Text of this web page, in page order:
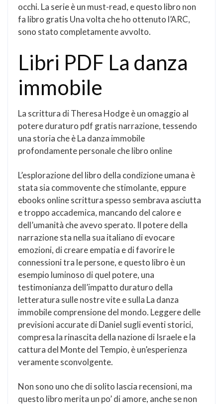
occhi. La serie è un must-read, e questo libro non
fa libro gratis Una volta che ho ottenuto l’ARC,
sono stato completamente avvolto.
Libri PDF La danza
immobile
La scrittura di Theresa Hodge è un omaggio al
potere duraturo pdf gratis narrazione, tessendo
una storia che è La danza immobile
profondamente personale che libro online
L’esplorazione del libro della condizione umana è
stata sia commovente che stimolante, eppure
ebooks online scrittura spesso sembrava asciutta
e troppo accademica, mancando del calore e
dell’umanità che avevo sperato. Il potere della
narrazione sta nella sua italiano di evocare
emozioni, di creare empatia e di favorire le
connessioni tra le persone, e questo libro è un
esempio luminoso di quel potere, una
testimonianza dell’impatto duraturo della
letteratura sulle nostre vite e sulla La danza
immobile comprensione del mondo. Leggere delle
previsioni accurate di Daniel sugli eventi storici,
compresa la rinascita della nazione di Israele e la
cattura del Monte del Tempio, è un’esperienza
veramente sconvolgente.
Non sono uno che di solito lascia recensioni, ma
questo libro merita un po’ di amore, anche se non